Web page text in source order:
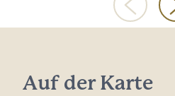
Auf der Karte